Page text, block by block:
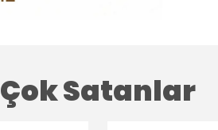
Çok Satanlar